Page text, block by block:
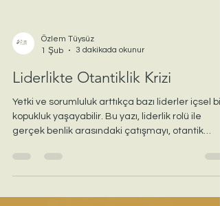
Özlem Tüysüz
Liderlikte Otantiklik Krizi
Yetki ve sorumluluk arttıkça bazı liderler içsel bir
kopukluk yaşayabilir. Bu yazı, liderlik rolü ile
liderliğin psikolojik temellerini ve CharacterIX
yaklaşımıyla kendilikle yeniden temas sürecini